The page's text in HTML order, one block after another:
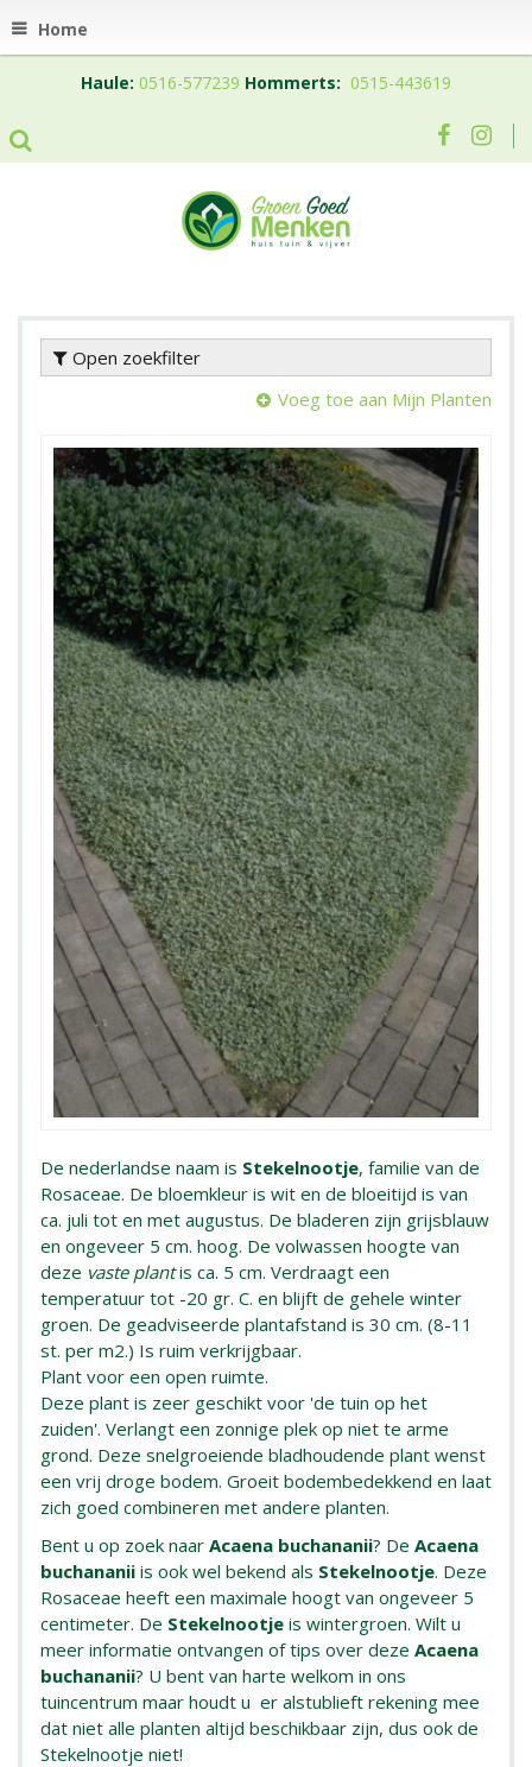
Home
Haule: 0516-577239 Hommerts: 0515-443619
Open zoekfilter
Voeg toe aan Mijn Planten
De nederlandse naam is Stekelnootje, familie van de
Rosaceae. De bloemkleur is wit en de bloeitijd is van
ca. juli tot en met augustus. De bladeren zijn grijsblauw
en ongeveer 5 cm. hoog. De volwassen hoogte van
deze vaste plantis ca. 5 cm. Verdraagt een
temperatuur tot -20 gr. C. en blijft de gehele winter
groen. De geadviseerde plantafstand is 30 cm. (8-11
st. per m2.) Is ruim verkrijgbaar.
Plant voor een open ruimte.
Deze plant is zeer geschikt voor 'de tuin op het
zuiden'. Verlangt een zonnige plek op niet te arme
grond. Deze snelgroeiende bladhoudende plant wenst
een vrij droge bodem. Groeit bodembedekkend en laat
zich goed combineren met andere planten.
Bent u op zoek naar Acaena buchananii? De Acaena
buchananii is ook wel bekend als Stekelnootje. Deze
Rosaceae heeft een maximale hoogt van ongeveer 5
centimeter. De Stekelnootje is wintergroen. Wilt u
meer informatie ontvangen of tips over deze Acaena
buchananii? U bent van harte welkom in ons
tuincentrum maar houdt u er alstublieft rekening mee
dat niet alle planten altijd beschikbaar zijn, dus ook de
Stekelnootje niet!